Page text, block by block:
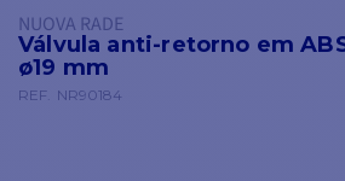
NUOVA RADE
Válvula anti-retorno em
ø19 mm
REF. NR90184